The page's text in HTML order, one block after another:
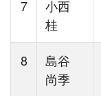
7
小西
桂
8
島谷
尚季